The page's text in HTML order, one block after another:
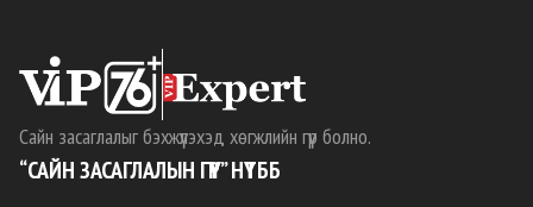
Сайн засаглалыг бэхжүүлэхэд хөгжлийн гүүр болно.
“САЙН ЗАСАГЛАЛЫН ГҮҮР” НҮТББ